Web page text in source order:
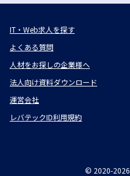
IT・Web求人を探す
よくある質問
人材をお探しの企業様へ
法人向け資料ダウンロード
運営会社
レバテックID利用規約
© 2020-2026